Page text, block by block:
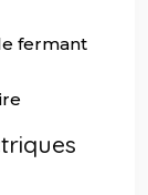
fermant